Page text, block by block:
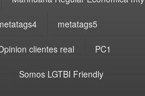
metatags5
clientes real PC1
Somos LGTBI Friendly